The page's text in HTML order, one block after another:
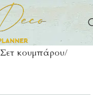
Σετ κουμπάρου